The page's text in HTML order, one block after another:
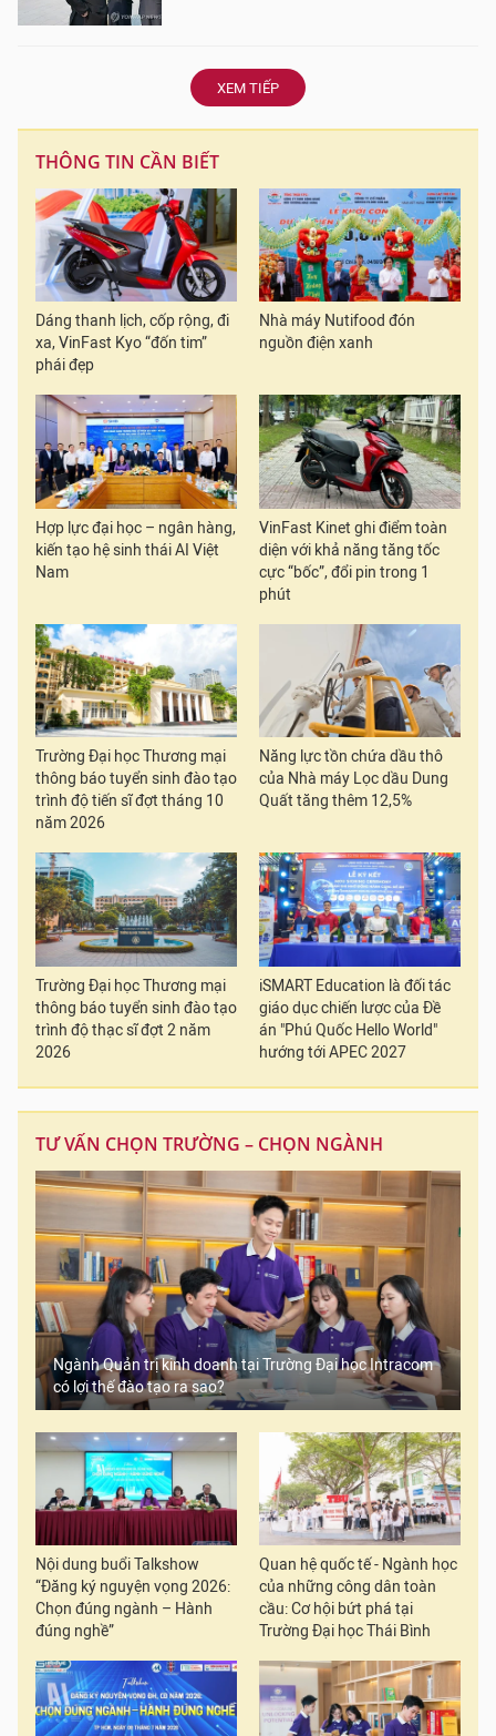
XEM TIẾP
THÔNG TIN CẦN BIẾT
Dáng thanh lịch, cốp rộng, đi
xa, VinFast Kyo “đốn tim”
phái đẹp
Nhà máy Nutifood đón
nguồn điện xanh
Hợp lực đại học – ngân hàng,
kiến tạo hệ sinh thái AI Việt
Nam
VinFast Kinet ghi điểm toàn
diện với khả năng tăng tốc
cực “bốc”, đổi pin trong 1
phút
Trường Đại học Thương mại
thông báo tuyển sinh đào tạo
trình độ tiến sĩ đợt tháng 10
năm 2026
Năng lực tồn chứa dầu thô
của Nhà máy Lọc dầu Dung
Quất tăng thêm 12,5%
Trường Đại học Thương mại
thông báo tuyển sinh đào tạo
trình độ thạc sĩ đợt 2 năm
2026
iSMART Education là đối tác
giáo dục chiến lược của Đề
án "Phú Quốc Hello World"
hướng tới APEC 2027
TƯ VẤN CHỌN TRƯỜNG – CHỌN NGÀNH
Ngành Quản trị kinh doanh tại Trường Đại học Intracom
có lợi thế đào tạo ra sao?
Nội dung buổi Talkshow
“Đăng ký nguyện vọng 2026:
Chọn đúng ngành – Hành
đúng nghề”
Quan hệ quốc tế - Ngành học
của những công dân toàn
cầu: Cơ hội bứt phá tại
Trường Đại học Thái Bình